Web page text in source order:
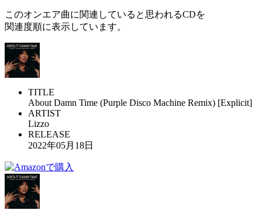
このオンエア曲に関連していると思われるCDを
関連度順に表示しています。
TITLE
About Damn Time (Purple Disco Machine Remix) [Explicit]
ARTIST
Lizzo
RELEASE
2022年05月18日